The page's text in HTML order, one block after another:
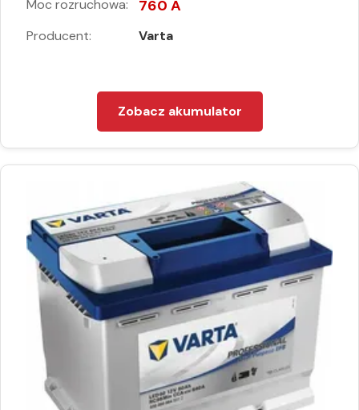
Moc rozruchowa: 760 A
Producent: Varta
Zobacz akumulator